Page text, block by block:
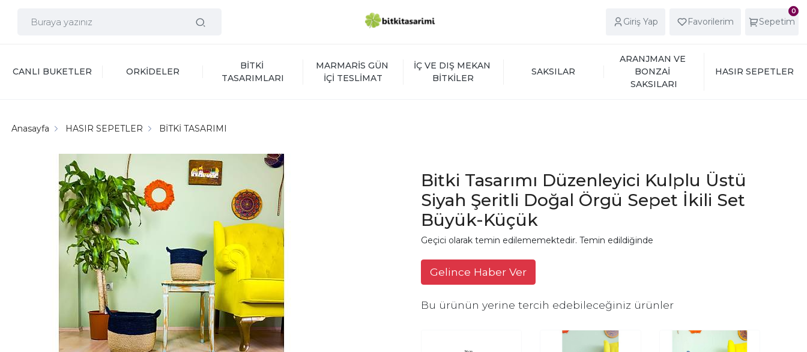
Giriş Yap Favorilerim
0
Sepetim
CANLI BUKETLER ORKİDELER
BİTKİ
TASARIMLARI
MARMARİS GÜN
İÇİ TESLİMAT
İÇ VE DIŞ MEKAN
BİTKİLER
SAKSILAR
ARANJMAN VE
BONZAİ
SAKSILARI
HASIR SEPETLER
Anasayfa HASIR SEPETLER BİTKİ TASARIMI
Bitki Tasarımı Düzenleyici Kulplu Üstü
Siyah Şeritli Doğal Örgü Sepet İkili Set
Büyük-Küçük
Geçici olarak temin edilememektedir. Temin edildiğinde
Gelince Haber Ver
Bu ürünün yerine tercih edebileceğiniz ürünler